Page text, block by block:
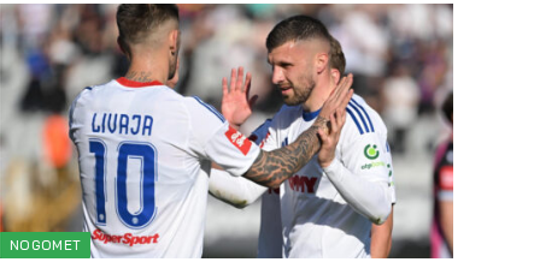
NOGOMET